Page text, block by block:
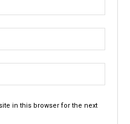
in this browser for the next